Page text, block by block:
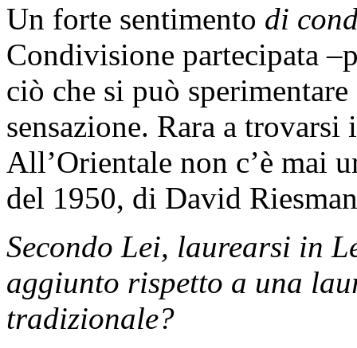
Un forte sentimento di
Condivisione partecipata
ciò che si può
sensazione. Rara a
All’Orientale non c’è mai
del 1950, di David
Secondo Lei, laurearsi in
aggiunto rispetto a una
tradizionale?